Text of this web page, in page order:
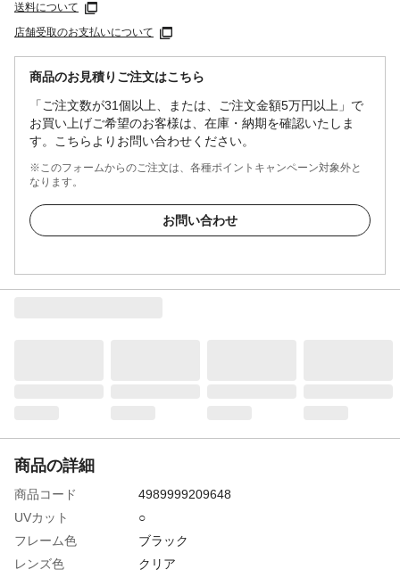
送料について
店舗受取のお支払いについて
商品のお見積りご注文はこちら
「ご注文数が31個以上、または、ご注文金額5万円以上」で
お買い上げご希望のお客様は、在庫・納期を確認いたしま
す。こちらよりお問い合わせください。
※このフォームからのご注文は、各種ポイントキャンペーン対象外と
なります。
お問い合わせ
商品の詳細
商品コード
4989999209648
UVカット
○
フレーム色
ブラック
レンズ色
クリア